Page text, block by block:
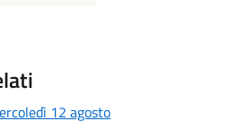
12 agosto